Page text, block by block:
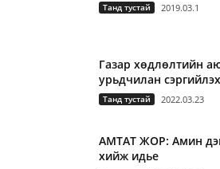
Танд тустай 2019.03.1
Газар хөдлөлтийн
урьдчилан
Танд тустай 2022.03.23
АМТАТ ЖОР: Амин
хийж идье